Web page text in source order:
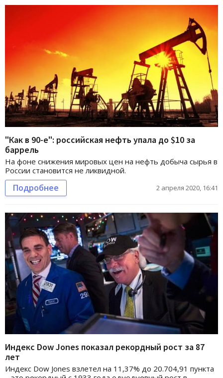
"Как в 90-е": российская нефть упала до $10 за
баррель
На фоне снижения мировых цен на нефть добыча сырья в
России становится не ликвидной.
Подробнее 2 апреля 2020, 16:41
Индекс Dow Jones показал рекордный рост за 87
лет
Индекс Dow Jones взлетел на 11,37% до 20.704,91 пункта